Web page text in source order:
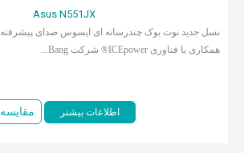
Asus N551JX
همکاری با فناوری ICEpower® شرکت Bang...
اطلاعات بیشتر مقایسه